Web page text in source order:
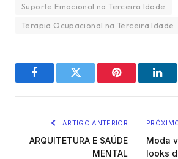
Suporte Emocional na Terceira Idade
Terapia Ocupacional na Terceira Idade
FacebookTwitter Pinterest
ARTIGO ANTERIOR
ARQUITETURA E SAÚDE
MENTAL
Moda
looks